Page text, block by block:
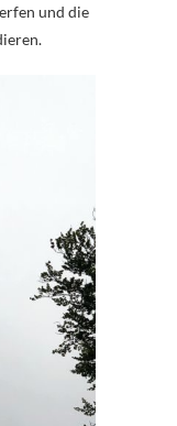
und die